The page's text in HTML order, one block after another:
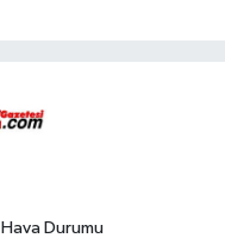
Hava Durumu